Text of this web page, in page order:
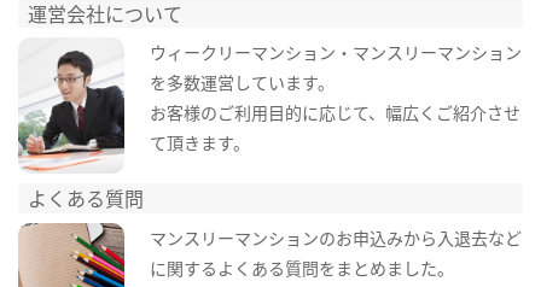
運営会社について
ウィークリーマンション・マンスリーマンション
を多数運営しています。
お客様のご利用目的に応じて、幅広くご紹介させ
て頂きます。
よくある質問
マンスリーマンションのお申込みから入退去など
に関するよくある質問をまとめました。